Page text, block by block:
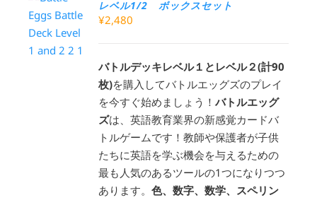
レベル1/2 ボックスセット
¥2,480
バトルデッキレベル１とレベル２(計90
枚)を購入してバトルエッグズのプレイ
を今すぐ始めましょう！バトルエッグ
ズは、英語教育業界の新感覚カードバ
トルゲームです！教師や保護者が子供
たちに英語を学ぶ機会を与えるための
最も人気のあるツールの1つになりつつ
あります。色、数字、数学、スペリン